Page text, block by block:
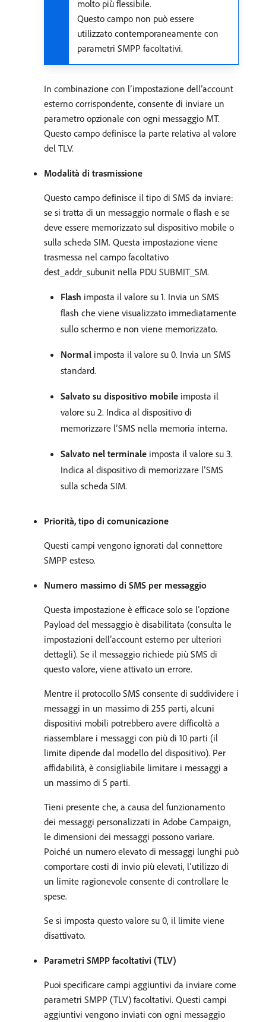
molto più flessibile.
Questo campo non può essere
utilizzato contemporaneamente con
parametri SMPP facoltativi.
In combinazione con l’impostazione dell’account
esterno corrispondente, consente di inviare un
parametro opzionale con ogni messaggio MT.
Questo campo definisce la parte relativa al valore
del TLV.
Modalità di trasmissione
Questo campo definisce il tipo di SMS da inviare:
se si tratta di un messaggio normale o flash e se
deve essere memorizzato sul dispositivo mobile o
sulla scheda SIM. Questa impostazione viene
trasmessa nel campo facoltativo
dest_addr_subunit nella PDU SUBMIT_SM.
Flash imposta il valore su 1. Invia un SMS
flash che viene visualizzato immediatamente
sullo schermo e non viene memorizzato.
Normal imposta il valore su 0. Invia un SMS
standard.
Salvato su dispositivo mobile imposta il
valore su 2. Indica al dispositivo di
memorizzare l’SMS nella memoria interna.
Salvato nel terminale imposta il valore su 3.
Indica al dispositivo di memorizzare l’SMS
sulla scheda SIM.
Priorità, tipo di comunicazione
Questi campi vengono ignorati dal connettore
SMPP esteso.
Numero massimo di SMS per messaggio
Questa impostazione è efficace solo se l’opzione
Payload del messaggio è disabilitata (consulta le
impostazioni dell’account esterno per ulteriori
dettagli). Se il messaggio richiede più SMS di
questo valore, viene attivato un errore.
Mentre il protocollo SMS consente di suddividere i
messaggi in un massimo di 255 parti, alcuni
dispositivi mobili potrebbero avere difficoltà a
riassemblare i messaggi con più di 10 parti (il
limite dipende dal modello del dispositivo). Per
affidabilità, è consigliabile limitare i messaggi a
un massimo di 5 parti.
Tieni presente che, a causa del funzionamento
dei messaggi personalizzati in Adobe Campaign,
le dimensioni dei messaggi possono variare.
Poiché un numero elevato di messaggi lunghi può
comportare costi di invio più elevati, l’utilizzo di
un limite ragionevole consente di controllare le
spese.
Se si imposta questo valore su 0, il limite viene
disattivato.
Parametri SMPP facoltativi (TLV)
Puoi specificare campi aggiuntivi da inviare come
parametri SMPP (TLV) facoltativi. Questi campi
aggiuntivi vengono inviati con ogni messaggio